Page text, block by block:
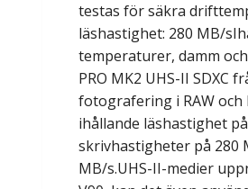
testas för säkra
läshastighet: 280 MB/
temperaturer, damm
PRO MK2 UHS-II
fotografering i RAW
ihållande läshastighet
skrivhastigheter på 280
MB/s.UHS-II-medier